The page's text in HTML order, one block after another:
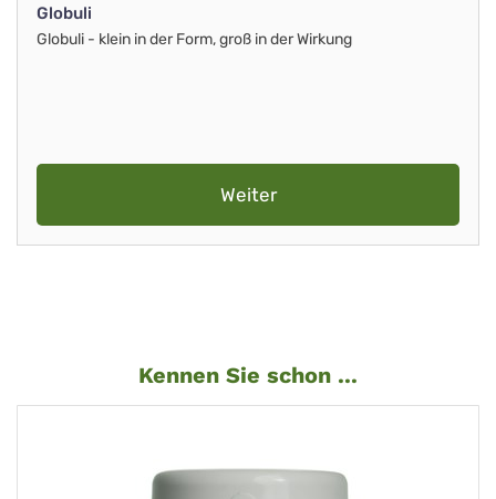
Globuli
Globuli - klein in der Form, groß in der Wirkung
Weiter
Kennen Sie schon ...